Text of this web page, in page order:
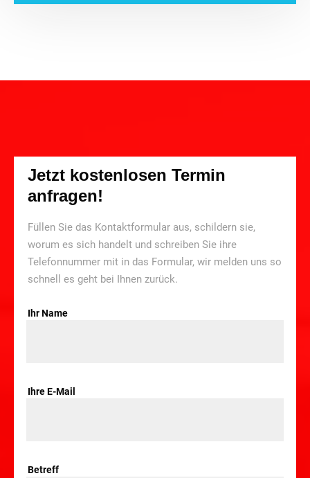
Jetzt kostenlosen Termin
anfragen!
Füllen Sie das Kontaktformular aus, schildern sie,
worum es sich handelt und schreiben Sie ihre
Telefonnummer mit in das Formular, wir melden uns so
schnell es geht bei Ihnen zurück.
Ihr Name
Ihre E-Mail
Betreff